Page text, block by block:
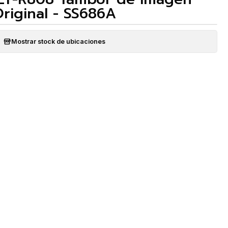
- SS686A
Mostrar stock de ubicaciones